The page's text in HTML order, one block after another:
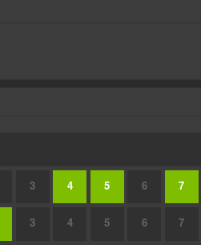
3 4 5 6 7
3 4 5 6 7